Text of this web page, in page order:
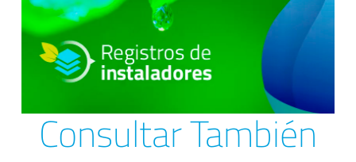
Consultar También